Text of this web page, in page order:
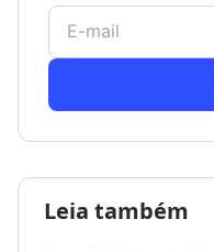
Leia também